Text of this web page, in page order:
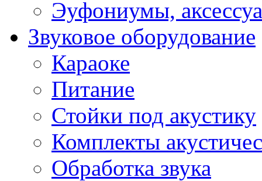
Эуфониумы,
Звуковое оборудование
Караоке
Питание
Стойки под акустику
Комплекты
Обработка звука